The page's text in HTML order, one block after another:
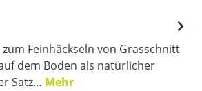
Feinhäckseln von Grasschnitt
dem Boden als natürlicher
Satz… Mehr